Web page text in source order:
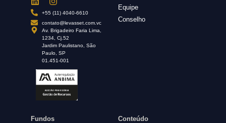
+55 (11) 4040-6610
contato@levasset.com.vc
Av. Brigadeiro Faria Lima,
1234, Cj.52
Jardim Paulistano, São
Paulo, SP
01.451-001
Equipe
Conselho
Fundos
Conteúdo